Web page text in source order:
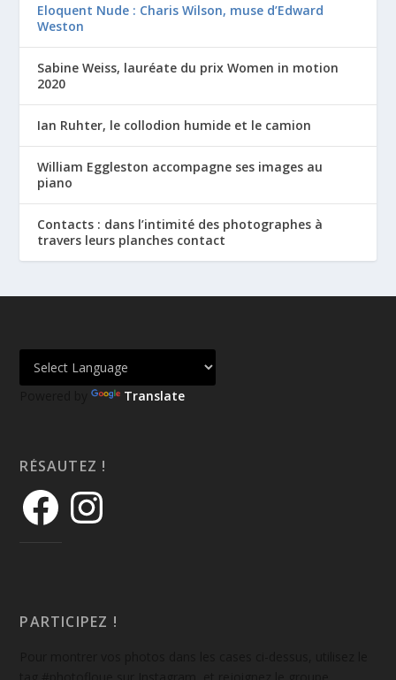
Eloquent Nude : Charis Wilson, muse d’Edward
Weston
Sabine Weiss, lauréate du prix Women in motion
2020
Ian Ruhter, le collodion humide et le camion
William Eggleston accompagne ses images au
piano
Contacts : dans l’intimité des photographes à
travers leurs planches contact
Powered by Translate
RÉSAUTEZ !
PARTICIPEZ !